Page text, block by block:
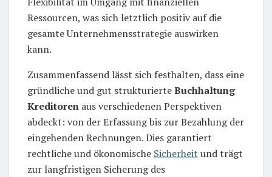
Ressourcen, was sich letztlich positiv auf die
gesamte Unternehmensstrategie auswirken
kann.
Zusammenfassend lässt sich festhalten, dass eine
gründliche und gut strukturierteBuchhaltung
Kreditoren aus verschiedenen Perspektiven
abdeckt: von der Erfassung bis zur Bezahlung der
eingehenden Rechnungen. Dies garantiert
rechtliche und ökonomische Sicherheit und trägt
zur langfristigen Sicherung des